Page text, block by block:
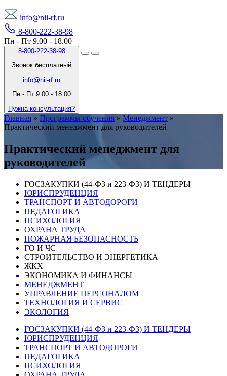
info@nii-rf.ru
8-800-222-38-98
Пн - Пт 9.00 - 18.00
8-800-222-38-98
Звонок бесплатный
info@nii-rf.ru
Пн - Пт 9.00 - 18.00
Нужна консультация?
Главная » Программы обучения » Менеджмент »
Практический менеджмент для руководителей
Практический менеджмент для
руководителей
ГОСЗАКУПКИ (44-ФЗ и 223-ФЗ) И ТЕНДЕРЫ
ЮРИСПРУДЕНЦИЯ
ТРАНСПОРТ И АВТОДОРОГИ
ПЕДАГОГИКА
ПСИХОЛОГИЯ
ОХРАНА ТРУДА
ПОЖАРНАЯ БЕЗОПАСНОСТЬ
ГО И ЧС
СТРОИТЕЛЬСТВО И ЭНЕРГЕТИКА
ЖКХ
ЭКОНОМИКА И ФИНАНСЫ
МЕНЕДЖМЕНТ
УПРАВЛЕНИЕ ПЕРСОНАЛОМ
ТЕХНОЛОГИЯ И СЕРВИС
ЭКОЛОГИЯ
ГОСЗАКУПКИ (44-ФЗ и 223-ФЗ) И ТЕНДЕРЫ
ЮРИСПРУДЕНЦИЯ
ТРАНСПОРТ И АВТОДОРОГИ
ПЕДАГОГИКА
ПСИХОЛОГИЯ